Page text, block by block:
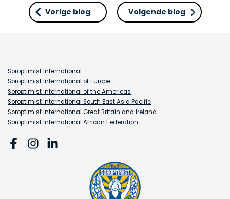
Vorige blog Volgende blog
Soroptimist International
Soroptimist International of Europe
Soroptimist International of the Americas
Soroptimist International South East Asia Pacific
Soroptimist International Great Britain and Ireland
Soroptimist International African Federation